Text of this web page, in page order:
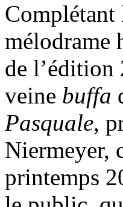
mélodrame
de l’édition
veine buffa
Pasquale,
Niermeyer,
printemps